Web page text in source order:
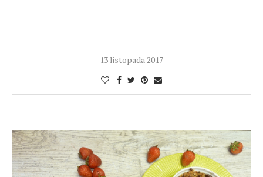
13 listopada 2017